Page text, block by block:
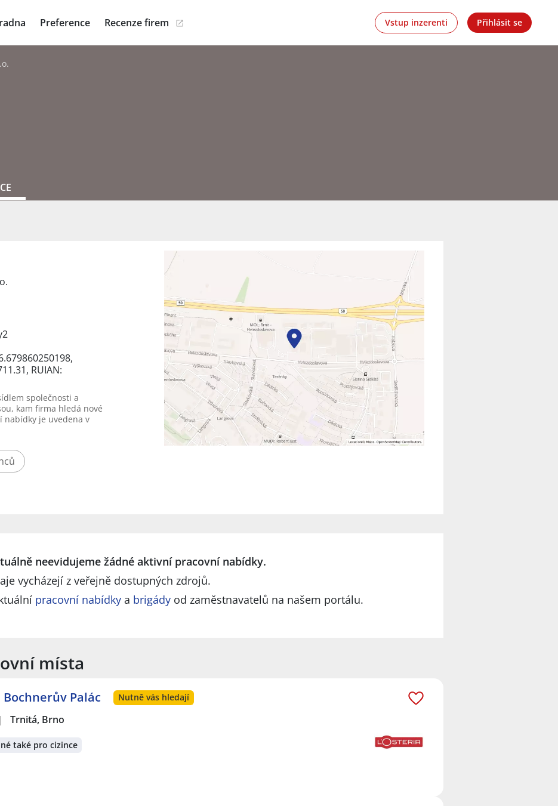
Preference Recenze firem Vstup inzerenti Přihlásit se
RUIAN:
společnosti a
kam firma hledá nové
nabídky je uvedena v
neevidujeme žádné aktivní pracovní nabídky.
vycházejí z veřejně dostupných zdrojů.
pracovní nabídky a brigády od zaměstnavatelů na našem portálu.
místa
Palác Nutně vás hledají
| Trnitá, Brno
také pro cizince